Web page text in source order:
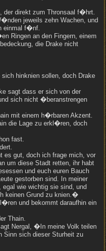
der direkt zum Thronsaal f�hrt.
jeweils zehn Wachen, und
einmal f�nf.
Ringen an den Fingern, einem
die Drake nicht
hinknien sollen, doch Drake
sagt dass er sich von der
sich nicht �beranstrengen
mit einem h�rbaren Akzent.
die Lage zu erkl�ren, doch
fast.
gut, doch ich frage mich, vor
um diese Stadt retten, ihr habt
und euch euren Bauch
gestorben sind. In meiner
wie wichtig sie sind, und
keinen Grund zu knien.�
und bekommt daraufhin ein
Thain.
Nergal, �In meine Volk teilen
Sinn sich dieser Sturheit zu